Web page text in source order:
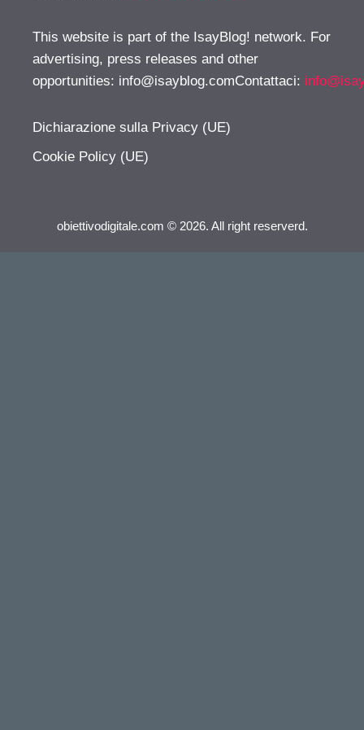
This website is part of the IsayBlog! network. For
advertising, press releases and other
opportunities: info@isayblog.comContattaci:
Dichiarazione sulla Privacy (UE)
Cookie Policy (UE)
obiettivodigitale.com © 2026. All right reserverd.